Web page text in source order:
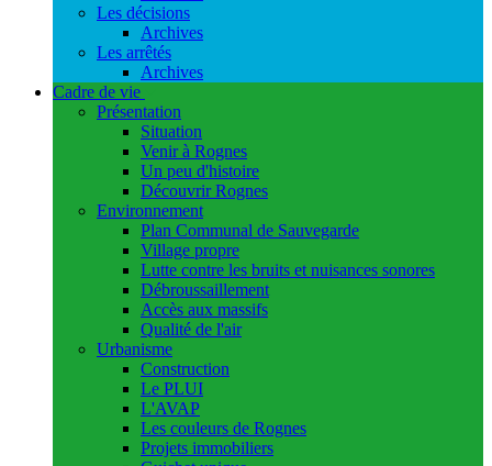
Les décisions
Archives
Les arrêtés
Archives
Cadre de vie
Présentation
Situation
Venir à Rognes
Un peu d'histoire
Découvrir Rognes
Environnement
Plan Communal de Sauvegarde
Village propre
Lutte contre les bruits et nuisances sonores
Débroussaillement
Accès aux massifs
Qualité de l'air
Urbanisme
Construction
Le PLUI
L'AVAP
Les couleurs de Rognes
Projets immobiliers